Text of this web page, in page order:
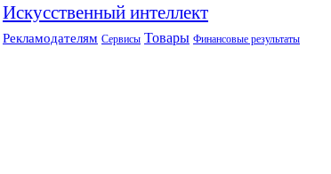
Искусственный интеллект
Рекламодателям Сервисы Товары Финансовые результаты